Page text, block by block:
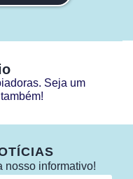
Seja um
nosso informativo!